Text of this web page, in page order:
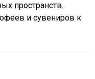
пространств.
и сувениров к